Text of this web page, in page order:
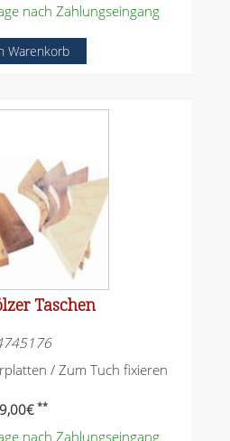
nach Zahlungseingang
Taschen
/ Zum Tuch fixieren
€**
nach Zahlungseingang